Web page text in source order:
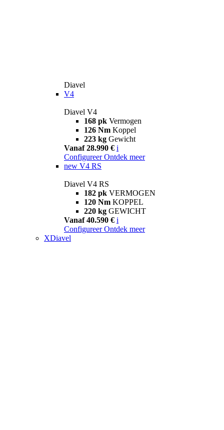
Diavel
V4
Diavel V4
168 pk Vermogen
126 Nm Koppel
223 kg Gewicht
Vanaf 28.990 € i
Configureer Ontdek meer
new V4 RS
Diavel V4 RS
182 pk VERMOGEN
120 Nm KOPPEL
220 kg GEWICHT
Vanaf 40.590 € i
Configureer Ontdek meer
XDiavel